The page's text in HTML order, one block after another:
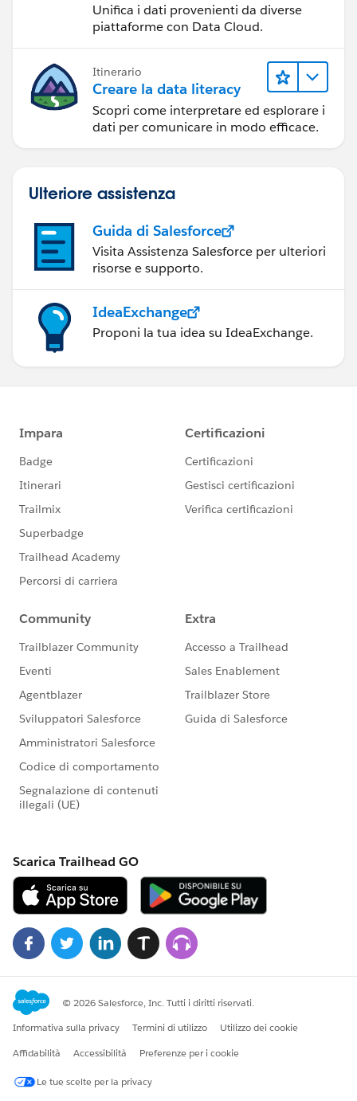
Unifica i dati provenienti da diverse
piattaforme con Data Cloud.
Itinerario
Creare la data literacy
Scopri come interpretare ed esplorare i
dati per comunicare in modo efficace.
Ulteriore assistenza
Guida di Salesforce
Visita Assistenza Salesforce per ulteriori
risorse e supporto.
IdeaExchange
Proponi la tua idea su IdeaExchange.